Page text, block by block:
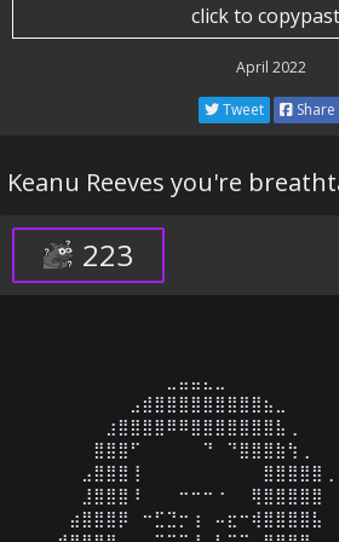
click to
April 2022
Tweet Share
Keanu Reeves you're
223
⠀⠀⠀⠀⠀⠀⠀⠀⠀⣀⣤⣤⣄⣀⠀⠀⠀⠀⠀⠀⠀⠀⠀⠀
⠀⠀⠀⠀⠀⠀⣠⣾⣿⣿⣿⣿⣿⣿⣿⣿⣿⣦⣀⠀⠀⠀⠀⠀
⠀⠀⠀⠀⣰⣿⣿⣿⣿⠿⠿⣿⣿⣿⣿⣿⣿⣿⣧⢀⠀⠀⠀⠀
⠀⠀⠀⣿⣿⣿⠋⠀⠀⠀⠀⠀⠙⠀⠙⣿⣿⣿⣷⢳⢀⠀⠀⠀
⠀⠀⣠⣿⣿⣿⢸⠀⠀⠀⠀⠀⠀⠀⠀⠀⠀⣿⣿⣿⣿⣿⢀
⠀⠀⣸⣿⣿⣿⠸⠀⠀⠀⠒⠒⠒⠐⠀⠀⢿⣿⣿⣿⣿⣿⠀⠀
⠀⣴⣿⣿⣿⡿⠀⠒⣋⣙⡒⢰⠀⠤⣖⠒⢾⣿⣿⣿⣿⣧⠀⠀